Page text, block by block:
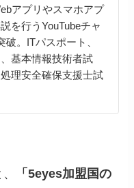
アプリやスマホアプ
を行うYouTubeチャ
。ITパスポート、
基本情報技術者試
理安全確保支援士試
「5eyes加盟国の